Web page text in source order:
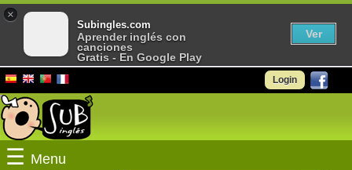
Login
☰ Menu
×
Subingles.com
Aprender inglés con
canciones
Gratis - En Google Play
Ver